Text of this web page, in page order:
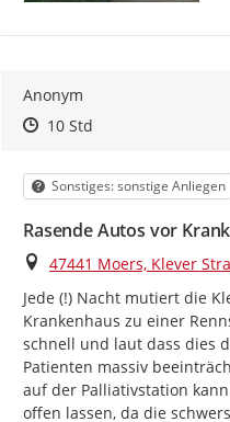
Anonym
Zeitpunkt des Erstellens
Zeitpunkt des Erstellens
10 StdZur Äußerung
Kategorie
Sonstiges: sonstige Anliegen
Rasende Autos vor
Ort
47441 Moers, Klever
Jede (!) Nacht mutiert die
Krankenhaus zu einer
schnell und laut dass dies
Patienten massiv
auf der Palliativstation
offen lassen, da die